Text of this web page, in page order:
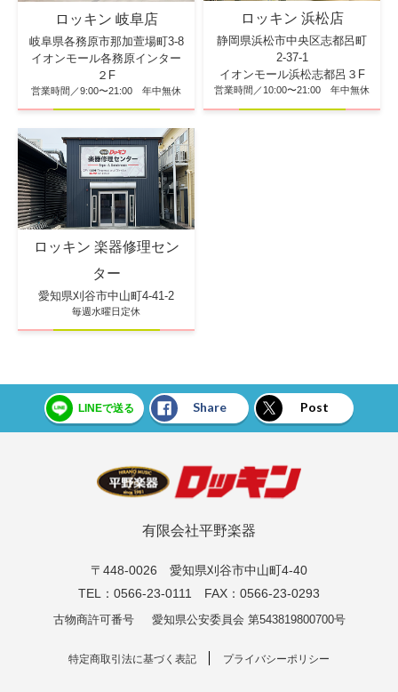
ロッキン 岐阜店
岐阜県各務原市那加萱場町3-8
イオンモール各務原インター
２F
営業時間／9:00〜21:00 年中無休
ロッキン 浜松店
静岡県浜松市中央区志都呂町
2-37-1
イオンモール浜松志都呂３F
営業時間／10:00〜21:00 年中無休
ロッキン 楽器修理セン
ター
愛知県刈谷市中山町4-41-2
毎週水曜日定休
LINEで送る Share Post
有限会社平野楽器
〒448-0026 愛知県刈谷市中山町4-40
TEL：0566-23-0111 FAX：0566-23-0293
古物商許可番号 愛知県公安委員会 第543819800700号
特定商取引法に基づく表記 プライバシーポリシー